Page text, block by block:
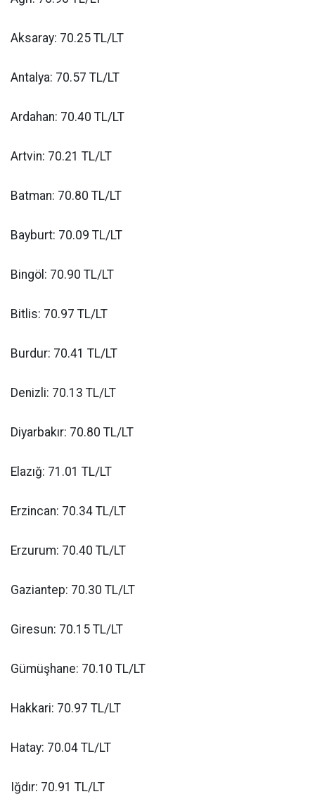
Aksaray: 70.25 TL/LT
Antalya: 70.57 TL/LT
Ardahan: 70.40 TL/LT
Artvin: 70.21 TL/LT
Batman: 70.80 TL/LT
Bayburt: 70.09 TL/LT
Bingöl: 70.90 TL/LT
Bitlis: 70.97 TL/LT
Burdur: 70.41 TL/LT
Denizli: 70.13 TL/LT
Diyarbakır: 70.80 TL/LT
Elazığ: 71.01 TL/LT
Erzincan: 70.34 TL/LT
Erzurum: 70.40 TL/LT
Gaziantep: 70.30 TL/LT
Giresun: 70.15 TL/LT
Gümüşhane: 70.10 TL/LT
Hakkari: 70.97 TL/LT
Hatay: 70.04 TL/LT
Iğdır: 70.91 TL/LT